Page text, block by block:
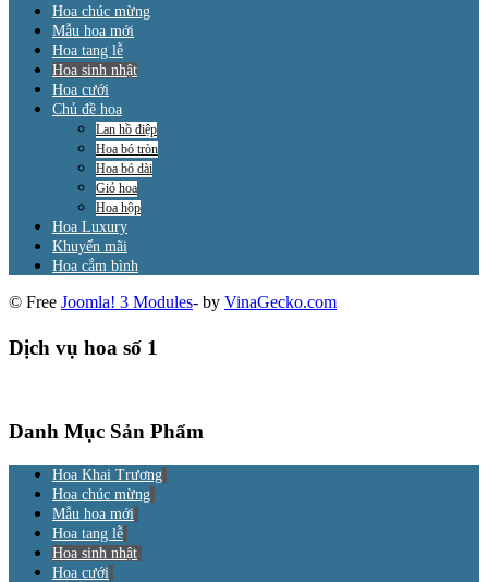
Hoa chúc mừng
Mẫu hoa mới
Hoa tang lễ
Hoa sinh nhật
Hoa cưới
Chủ đề hoa
Lan hồ điệp
Hoa bó tròn
Hoa bó dài
Giỏ hoa
Hoa hộp
Hoa Luxury
Khuyến mãi
Hoa cắm bình
© Free Joomla! 3 Modules- by VinaGecko.com
Dịch vụ hoa số 1
Danh Mục Sản Phẩm
Hoa Khai Trương
Hoa chúc mừng
Mẫu hoa mới
Hoa tang lễ
Hoa sinh nhật
Hoa cưới